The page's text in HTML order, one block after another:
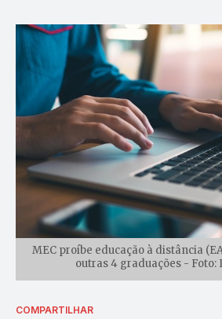
MEC proíbe educação à distância
outras 4 graduações - Foto:
COMPARTILHAR